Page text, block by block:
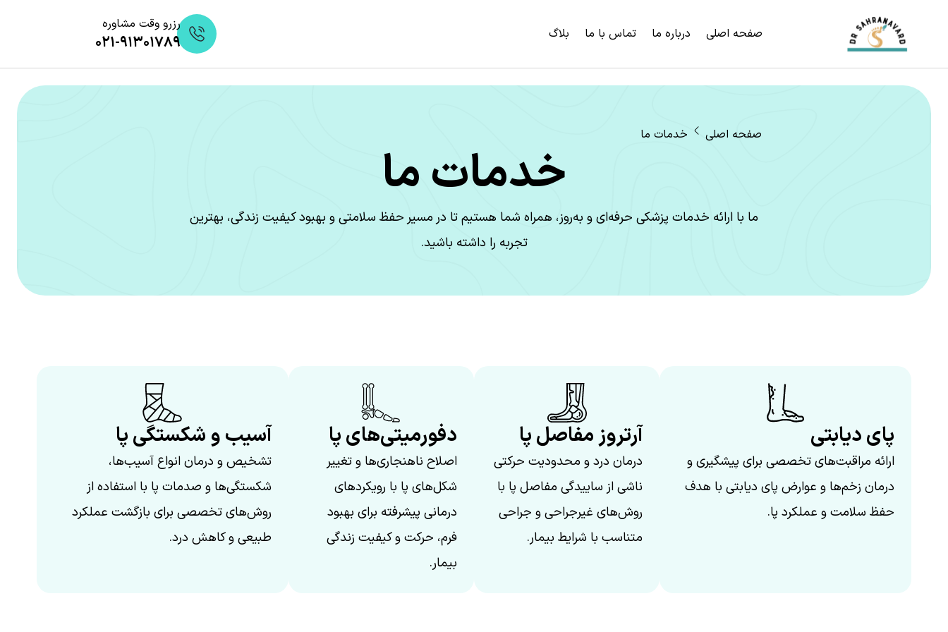
صفحه اصلی درباره ما تماس با ما بلاگ
رزرو وقت مشاوره
۰۲۱-۹۱۳۰۱۷۸۹
صفحه اصلی خدمات ما
خدمات ما
ما با ارائه خدمات پزشکی حرفه‌ای و به‌روز، همراه شما هستیم تا در مسیر حفظ سلامتی و بهبود کیفیت زندگی، بهترین
تجربه را داشته باشید.
پای دیابتی
ارائه مراقبت‌های تخصصی برای پیشگیری و
درمان زخم‌ها و عوارض پای دیابتی با هدف
حفظ سلامت و عملکرد پا.
آرتروز مفاصل پا
درمان درد و محدودیت حرکتی
ناشی از ساییدگی مفاصل پا با
روش‌های غیرجراحی و جراحی
متناسب با شرایط بیمار.
دفورمیتی‌های پا
اصلاح ناهنجاری‌ها و تغییر
شکل‌های پا با رویکردهای
درمانی پیشرفته برای بهبود
فرم، حرکت و کیفیت زندگی
بیمار.
آسیب و شکستگی پا
تشخیص و درمان انواع آسیب‌ها،
شکستگی‌ها و صدمات پا با استفاده از
روش‌های تخصصی برای بازگشت عملکرد
طبیعی و کاهش درد.